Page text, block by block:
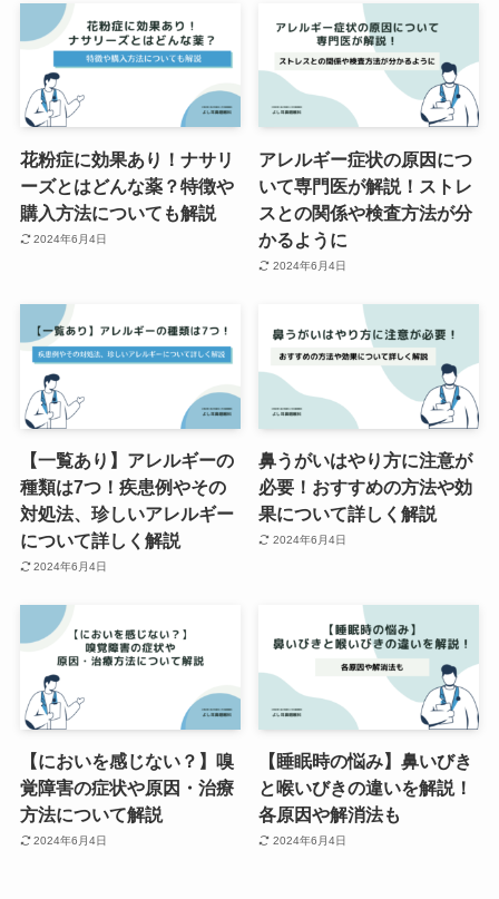
花粉症に効果あり！ナサリ
ーズとはどんな薬？特徴や
購入方法についても解説
2024年6月4日
アレルギー症状の原因につ
いて専門医が解説！ストレ
スとの関係や検査方法が分
かるように
2024年6月4日
【一覧あり】アレルギーの
種類は7つ！疾患例やその
対処法、珍しいアレルギー
について詳しく解説
2024年6月4日
鼻うがいはやり方に注意が
必要！おすすめの方法や効
果について詳しく解説
2024年6月4日
【においを感じない？】嗅
覚障害の症状や原因・治療
方法について解説
2024年6月4日
【睡眠時の悩み】鼻いびき
と喉いびきの違いを解説！
各原因や解消法も
2024年6月4日